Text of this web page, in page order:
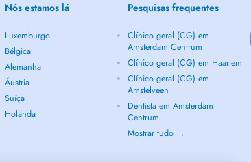
Nós estamos lá
Luxemburgo
Bélgica
Alemanha
Áustria
Suíça
Holanda
Pesquisas frequentes
Clínico geral (CG) em
Amsterdam Centrum
Clínico geral (CG) em Haarlem
Clínico geral (CG) em
Amstelveen
Dentista em Amsterdam
Centrum
Mostrar tudo →